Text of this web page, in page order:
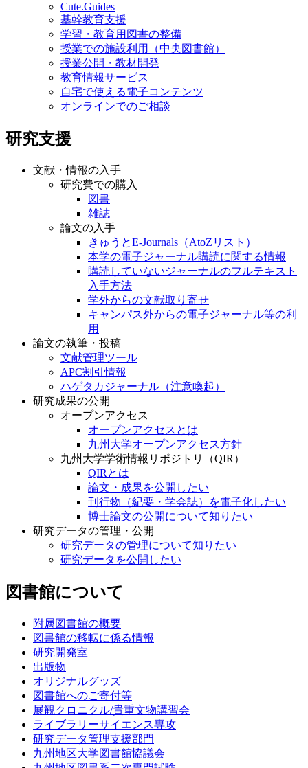
Cute.Guides
基幹教育支援
学習・教育用図書の整備
授業での施設利用（中央図書館）
授業公開・教材開発
教育情報サービス
自宅で使える電子コンテンツ
オンラインでのご相談
研究支援
文献・情報の入手
研究費での購入
図書
雑誌
論文の入手
きゅうとE-Journals（AtoZリスト）
本学の電子ジャーナル購読に関する情報
購読していないジャーナルのフルテキスト
入手方法
学外からの文献取り寄せ
キャンパス外からの電子ジャーナル等の利
用
論文の執筆・投稿
文献管理ツール
APC割引情報
ハゲタカジャーナル（注意喚起）
研究成果の公開
オープンアクセス
オープンアクセスとは
九州大学オープンアクセス方針
九州大学学術情報リポジトリ（QIR）
QIRとは
論文・成果を公開したい
刊行物（紀要・学会誌）を電子化したい
博士論文の公開について知りたい
研究データの管理・公開
研究データの管理について知りたい
研究データを公開したい
図書館について
附属図書館の概要
図書館の移転に係る情報
研究開発室
出版物
オリジナルグッズ
図書館へのご寄付等
展観クロニクル/貴重文物講習会
ライブラリーサイエンス専攻
研究データ管理支援部門
九州地区大学図書館協議会